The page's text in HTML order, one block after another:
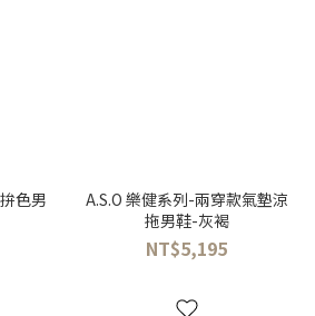
色男
A.S.O 樂健系列-兩穿款氣墊涼
拖男鞋-灰褐
NT$5,195